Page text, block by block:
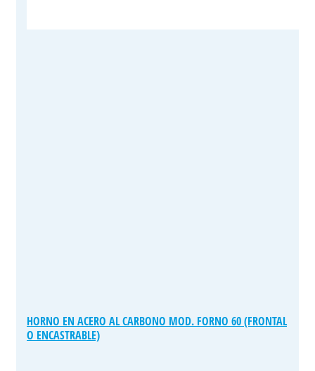
HORNO EN ACERO AL CARBONO MOD. FORNO 60 (FRONTAL
O ENCASTRABLE)